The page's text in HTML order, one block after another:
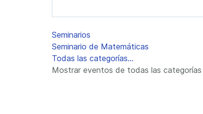
Lista de límites de paginación
Seminarios
Seminario de Matemáticas
Todas las categorías...
Mostrar eventos de todas las categorías